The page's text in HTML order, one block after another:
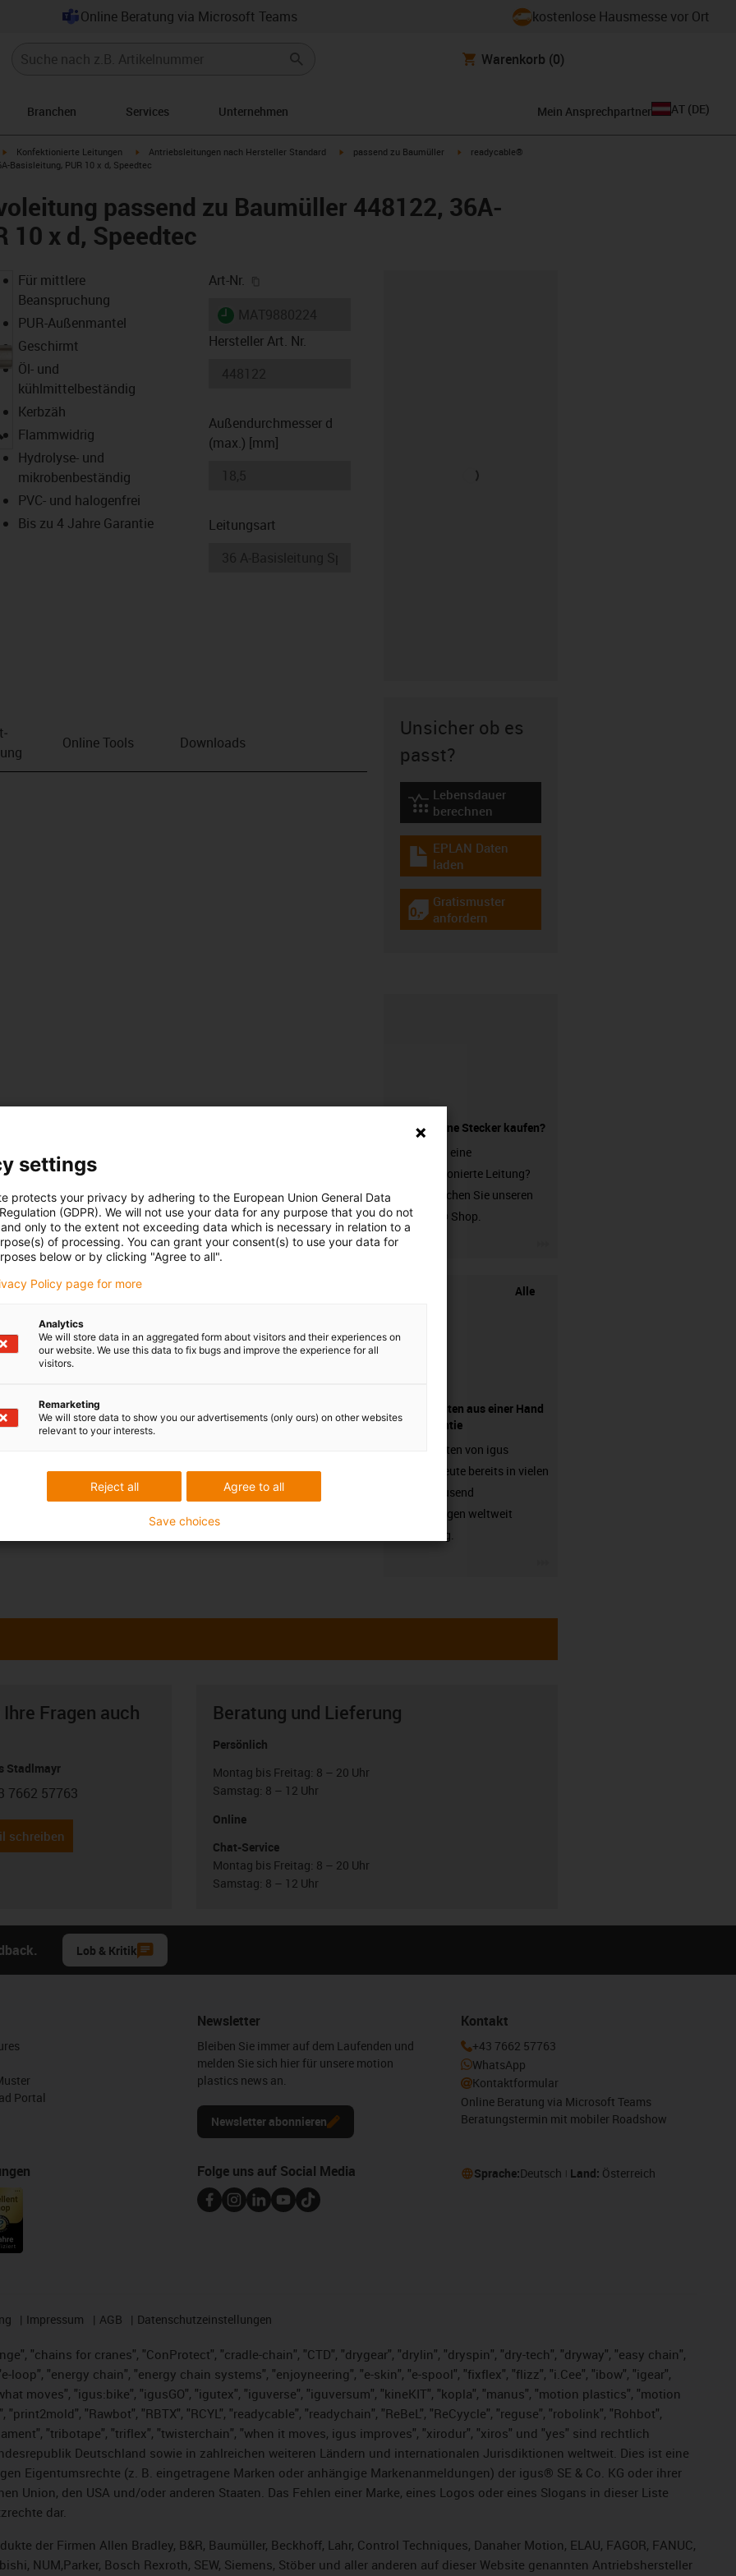
Online Beratung via Microsoft Teams kostenlose Hausmesse vor Ort
Warenkorb (0)
Branchen Services Unternehmen Mein Ansprechpartner AT (DE)
igus-icon-arrow-right
Konfektionierte Leitungen igus-icon-arrow-right
Antriebsleitungen nach Hersteller Standard igus-icon-arrow-right
passend zu Baumüller igus-icon-arrow-right
readycable®
Basisleitung, PUR 10 x d, Speedtec
passend zu Baumüller 448122, 36A-
10 x d, Speedtec
igus-icon-lupe
Für mittlere
Beanspruchung
PUR-Außenmantel
Geschirmt
Öl- und
kühlmittelbeständig
Kerbzäh
Flammwidrig
Hydrolyse- und
mikrobenbeständig
PVC- und halogenfrei
Bis zu 4 Jahre Garantie
Art-Nr.
igus-icon-lieferzeit
Hersteller Art. Nr.
Außendurchmesser d
(max.) [mm]
Leitungsart
Online Tools Downloads
Unsicher ob es
passt?
igus-icon-lebensdauerrechner
Lebensdauer
berechnen
igus-icon-download-plan
EPLAN Daten
laden
igus-icon-gratismuster
Gratismuster
anfordern
Leitung ohne Stecker kaufen?
Sie suchen eine
unkonfektionierte Leitung?
Dann besuchen Sie unseren
chainflex® Shop.
Alle
Komponenten aus einer Hand
- mit Garantie
Energieketten von igus
arbeiten heute bereits in vielen
hunderttausend
Anwendungen weltweit
zuverlässig.
Fragen auch
Stadlmayr
phone
7662 57763
schreiben
Beratung und Lieferung
Persönlich
Montag bis Freitag: 8 – 20 Uhr
Samstag: 8 – 12 Uhr
Online
Chat-Service
Montag bis Freitag: 8 – 20 Uhr
Samstag: 8 – 12 Uhr
Lob & Kritik
Portal
Newsletter
Bleiben Sie immer auf dem Laufenden und
melden Sie sich hier für unsere motion
plastics news an.
Newsletter abonnieren
Kontakt
+43 7662 57763
WhatsApp
Kontaktformular
Online Beratung via Microsoft Teams
Beratungstermin mit mobiler Roadshow
Folge uns auf Social Media Sprache:Deutsch Land: Österreich
Impressum AGB Datenschutzeinstellungen
"chains for cranes", "ConProtect", "cradle-chain", "CTD", "drygear", "drylin", "dryspin", "dry-tech", "dryway", "easy chain",
loop", "energy chain", "energy chain systems", "enjoyneering", "e-skin", "e-spool", "fixflex", "flizz", "i.Cee", "ibow", "igear",
moves", "igus:bike", "igusGO", "igutex", "iguverse", "iguversum", "kineKIT", "kopla", "manus", "motion plastics", "motion
"Rawbot", "RBTX", "RCYL", "readycable", "readychain", "ReBeL", "ReCyycle", "reguse", "robolink", "Rohbot",
"tribotape", "triflex", "twisterchain", "when it moves, igus improves", "xirodur", "xiros" und "yes" sind rechtlich
Deutschland sowie in zahlreichen weiteren Ländern und internationalen Jurisdiktionen weltweit. Dies ist eine
Eigentumsrechte (z. B. eingetragene Marken oder anhängige Markenanmeldungen) der igus® SE & Co. KG oder ihrer
Union, den USA und/oder anderen Staaten. Das Fehlen einer Marke, eines Logos oder eines Slogans in dieser Liste
dar.
der Firmen Allen Bradley, B&R, Baumüller, Beckhoff, Lahr, Control Techniques, Danaher Motion, ELAU, FAGOR, FANUC,
NUM,Parker, Bosch Rexroth, SEW, Siemens, Stöber und aller anderen auf dieser Website genannten Antriebshersteller
settings
protects your privacy by adhering to the European Union General Data
(GDPR). We will not use your data for any purpose that you do not
only to the extent not exceeding data which is necessary in relation to a
of processing. You can grant your consent(s) to use your data for
below or by clicking "Agree to all".
Policy page for more
Analytics
We will store data in an aggregated form about visitors and their experiences on
our website. We use this data to fix bugs and improve the experience for all
visitors.
Remarketing
We will store data to show you our advertisements (only ours) on other websites
relevant to your interests.
Agree to all
Reject all
Save choices